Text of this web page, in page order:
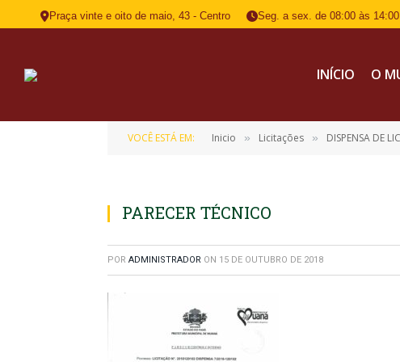
Praça vinte e oito de maio, 43 - Centro Seg. a sex. de 08:00 às 14:00
INÍCIO O
VOCÊ ESTÁ EM: Inicio » Licitações » DISPENSA DE
PARECER TÉCNICO
POR ADMINISTRADOR ON 15 DE OUTUBRO DE 2018